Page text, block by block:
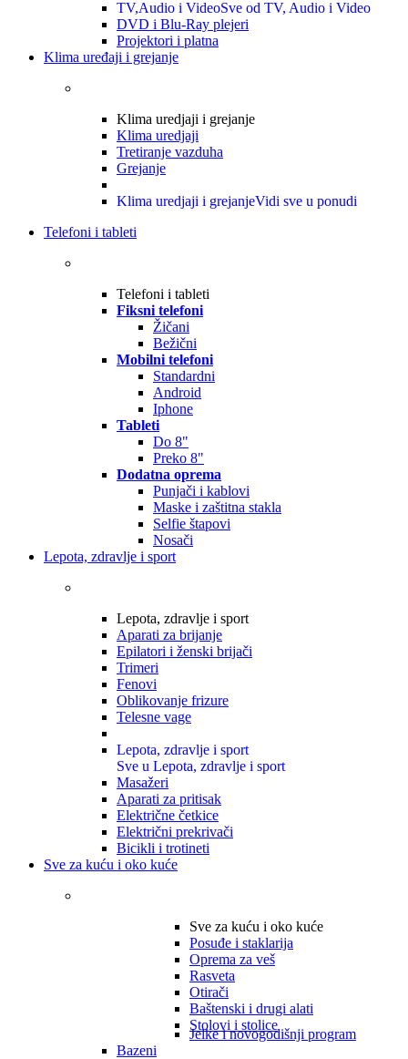
TV,Audio i VideoSve od TV, Audio i Video
DVD i Blu-Ray plejeri
Projektori i platna
Klima uređaji i grejanje
Klima uredjaji i grejanje
Klima uredjaji
Tretiranje vazduha
Grejanje
Klima uredjaji i grejanjeVidi sve u ponudi
Telefoni i tableti
Telefoni i tableti
Fiksni telefoni
Žičani
Bežični
Mobilni telefoni
Standardni
Android
Iphone
Tableti
Do 8"
Preko 8"
Dodatna oprema
Punjači i kablovi
Maske i zaštitna stakla
Selfie štapovi
Nosači
Lepota, zdravlje i sport
Lepota, zdravlje i sport
Aparati za brijanje
Epilatori i ženski brijači
Trimeri
Fenovi
Oblikovanje frizure
Telesne vage
Lepota, zdravlje i sport
Sve u Lepota, zdravlje i sport
Masažeri
Aparati za pritisak
Električne četkice
Električni prekrivači
Bicikli i trotineti
Sve za kuću i oko kuće
Sve za kuću i oko kuće
Posuđe i staklarija
Oprema za veš
Rasveta
Otirači
Baštenski i drugi alati
Stolovi i stolice
Jelke i novogodišnji program
Bazeni